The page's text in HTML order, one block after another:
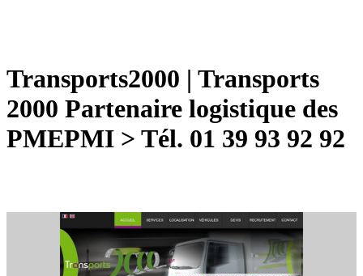
Transports2000 | Transports
2000 Partenaire logistique des
PMEPMI > Tél. 01 39 93 92 92